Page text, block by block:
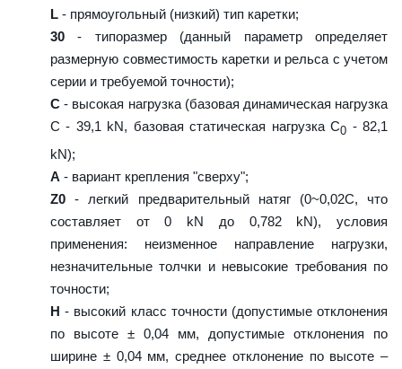
L - прямоугольный (низкий) тип каретки;
30 - типоразмер (данный параметр определяет
размерную совместимость каретки и рельса с учетом
серии и требуемой точности);
C - высокая нагрузка (базовая динамическая нагрузка
C - 39,1 kN, базовая статическая нагрузка С0 - 82,1
kN);
A - вариант крепления "сверху";
Z0 - легкий предварительный натяг (0~0,02C, что
составляет от 0 kN до 0,782 kN), условия
применения: неизменное направление нагрузки,
незначительные толчки и невысокие требования по
точности;
H - высокий класс точности (допустимые отклонения
по высоте ± 0,04 мм, допустимые отклонения по
ширине ± 0,04 мм, среднее отклонение по высоте –